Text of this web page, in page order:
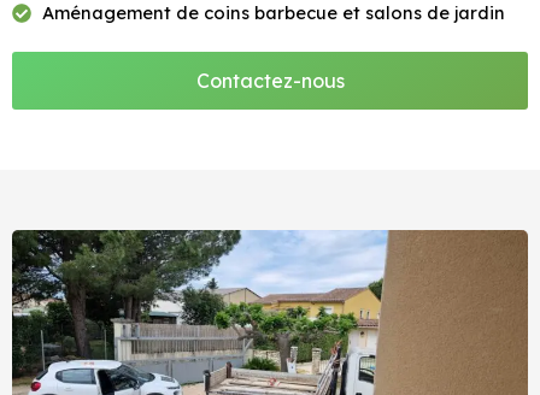
Aménagement de coins barbecue et salons de jardin
Contactez-nous